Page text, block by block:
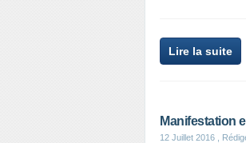
Lire la suite
Manifestation
12 Juillet 2016 ,